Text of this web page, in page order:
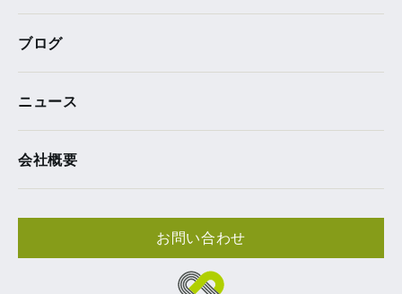
ブログ
ニュース
会社概要
お問い合わせ